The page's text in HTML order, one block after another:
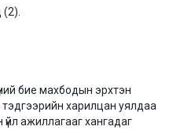
бие махбодын эрхтэн
харилцан уялдаа
ажиллагааг хангадаг